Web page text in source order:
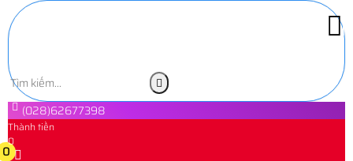
(028)62677398
Thành tiền
0
0